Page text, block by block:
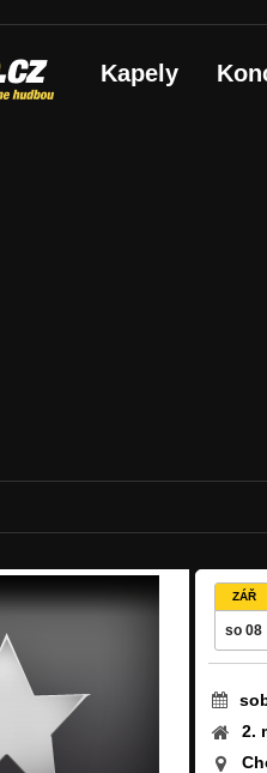
Kapely
ZÁŘ
so 08
2.